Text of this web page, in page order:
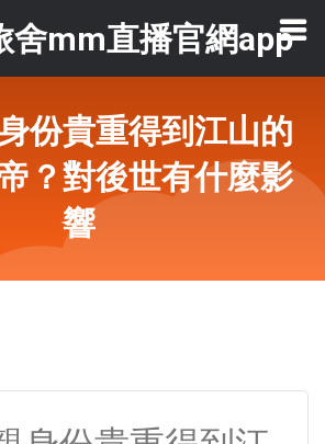
舍mm直播官網app
份貴重得到江山的
？對後世有什麼影
響